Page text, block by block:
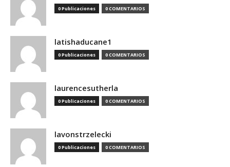
0 Publicaciones 0 COMENTARIOS
latishaducane1
0 Publicaciones 0 COMENTARIOS
laurencesutherla
0 Publicaciones 0 COMENTARIOS
lavonstrzelecki
0 Publicaciones 0 COMENTARIOS